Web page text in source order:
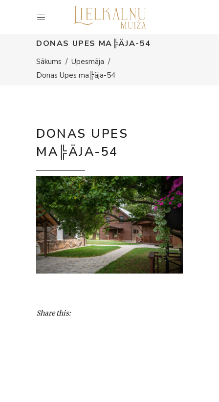
DONAS UPES MA╠ÄJA-54
Sākums / Upesmāja /
Donas Upes ma╠äja-54
DONAS UPES
MA╠ÄJA-54
Share this: